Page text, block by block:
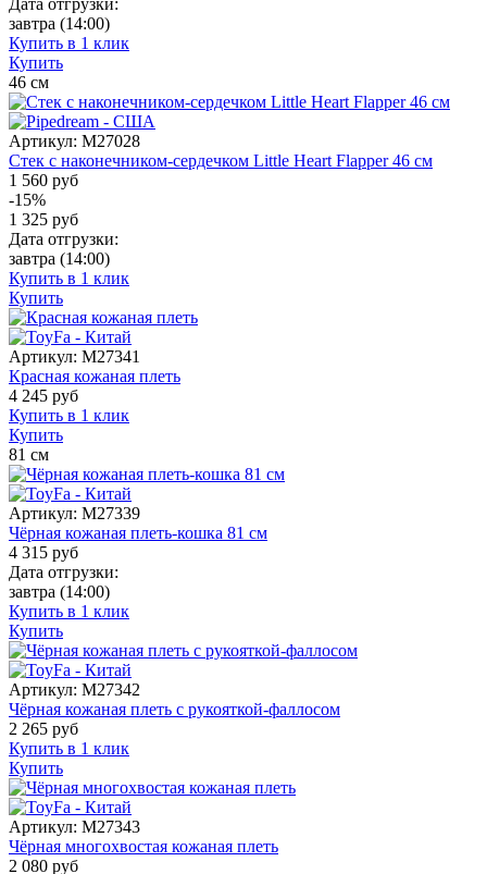
завтра (14:00)
Купить в 1 клик
Купить
46 см
Артикул: M27028
Стек с наконечником-сердечком Little Heart Flapper 46 см
1 560 руб
-15%
1 325 руб
Дата отгрузки:
завтра (14:00)
Купить в 1 клик
Купить
Артикул: M27341
Красная кожаная плеть
4 245 руб
Купить в 1 клик
Купить
81 см
Артикул: M27339
Чёрная кожаная плеть-кошка 81 см
4 315 руб
Дата отгрузки:
завтра (14:00)
Купить в 1 клик
Купить
Артикул: M27342
Чёрная кожаная плеть с рукояткой-фаллосом
2 265 руб
Купить в 1 клик
Купить
Артикул: M27343
Чёрная многохвостая кожаная плеть
2 080 руб